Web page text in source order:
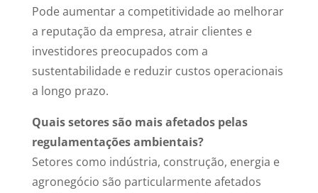
Pode aumentar a competitividade ao melhorar
a reputação da empresa, atrair clientes e
investidores preocupados com a
sustentabilidade e reduzir custos operacionais
a longo prazo.
Quais setores são mais afetados pelas
regulamentações ambientais?
Setores como indústria, construção, energia e
agronegócio são particularmente afetados